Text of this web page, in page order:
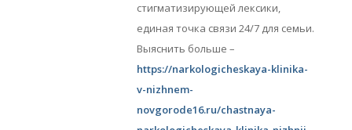
стигматизирующей лексики,
единая точка связи 24/7 для семьи.
Выяснить больше –
https://narkologicheskaya-klinika-
v-nizhnem-
novgorode16.ru/chastnaya-